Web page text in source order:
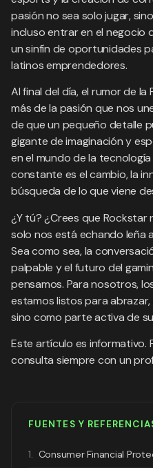
pasión no sea solo jugar,
incluso entrar en el negocio
un sinfín de oportunidades
latinos emprendedores.
Al final del día, el rumor de la
más de la pasión que nos
de que un pequeño detalle
gigante de imaginación y
en el mundo de la
constante es el cambio, la
búsqueda de lo que viene
¿Y tú? ¿Crees que Rockstar
solo nos está echando leña
Sea como sea, la
palpable y el futuro del
pensamos. Para nosotros,
estamos listos para
sino como parte activa de
Este artículo es informativo.
consulta siempre con un
FUENTES Y
1. Consumer Financial